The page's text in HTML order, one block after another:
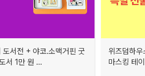
도서전 + 야코.소맥거핀 굿
서 1만 원 ...
위즈덤하
마스킹 테